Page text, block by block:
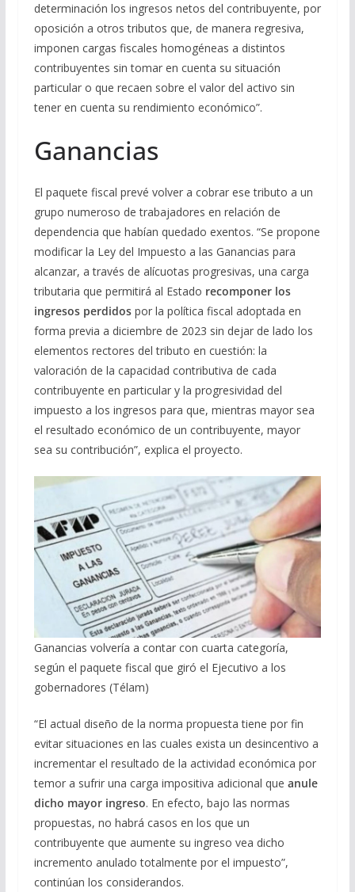
determinación los ingresos netos del contribuyente, por
oposición a otros tributos que, de manera regresiva,
imponen cargas fiscales homogéneas a distintos
contribuyentes sin tomar en cuenta su situación
particular o que recaen sobre el valor del activo sin
tener en cuenta su rendimiento económico”.
Ganancias
El paquete fiscal prevé volver a cobrar ese tributo a un
grupo numeroso de trabajadores en relación de
dependencia que habían quedado exentos. “Se propone
modificar la Ley del Impuesto a las Ganancias para
alcanzar, a través de alícuotas progresivas, una carga
tributaria que permitirá al Estado recomponer los
ingresos perdidospor la política fiscal adoptada en
forma previa a diciembre de 2023 sin dejar de lado los
elementos rectores del tributo en cuestión: la
valoración de la capacidad contributiva de cada
contribuyente en particular y la progresividad del
impuesto a los ingresos para que, mientras mayor sea
el resultado económico de un contribuyente, mayor
sea su contribución”, explica el proyecto.
Ganancias volvería a contar con cuarta categoría,
según el paquete fiscal que giró el Ejecutivo a los
gobernadores (Télam)
“El actual diseño de la norma propuesta tiene por fin
evitar situaciones en las cuales exista un desincentivo a
incrementar el resultado de la actividad económica por
temor a sufrir una carga impositiva adicional que anule
dicho mayor ingreso. En efecto, bajo las normas
propuestas, no habrá casos en los que un
contribuyente que aumente su ingreso vea dicho
incremento anulado totalmente por el impuesto”,
continúan los considerandos.